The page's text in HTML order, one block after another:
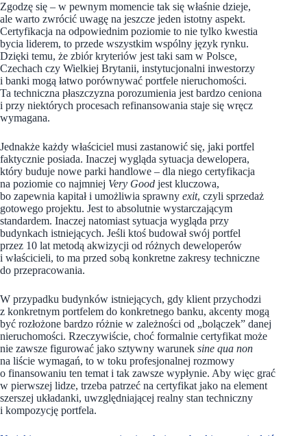
Zgodzę się – w pewnym momencie tak się właśnie dzieje,
ale warto zwrócić uwagę na jeszcze jeden istotny aspekt.
Certyfikacja na odpowiednim poziomie to nie tylko kwestia
bycia liderem, to przede wszystkim wspólny język rynku.
Dzięki temu, że zbiór kryteriów jest taki sam w Polsce,
Czechach czy Wielkiej Brytanii, instytucjonalni inwestorzy
i banki mogą łatwo porównywać portfele nieruchomości.
Ta techniczna płaszczyzna porozumienia jest bardzo ceniona
i przy niektórych procesach refinansowania staje się wręcz
wymagana.
Jednakże każdy właściciel musi zastanowić się, jaki portfel
faktycznie posiada. Inaczej wygląda sytuacja dewelopera,
który buduje nowe parki handlowe – dla niego certyfikacja
na poziomie co najmniej Very Good jest kluczowa,
bo zapewnia kapitał i umożliwia sprawny exit, czyli sprzedaż
gotowego projektu. Jest to absolutnie wystarczającym
standardem. Inaczej natomiast sytuacja wygląda przy
budynkach istniejących. Jeśli ktoś budował swój portfel
przez 10 lat metodą akwizycji od różnych deweloperów
i właścicieli, to ma przed sobą konkretne zakresy techniczne
do przepracowania.
W przypadku budynków istniejących, gdy klient przychodzi
z konkretnym portfelem do konkretnego banku, akcenty mogą
być rozłożone bardzo różnie w zależności od „bolączek” danej
nieruchomości. Rzeczywiście, choć formalnie certyfikat może
nie zawsze figurować jako sztywny warunek sine qua non
na liście wymagań, to w toku profesjonalnej rozmowy
o finansowaniu ten temat i tak zawsze wypłynie. Aby więc grać
w pierwszej lidze, trzeba patrzeć na certyfikat jako na element
szerszej układanki, uwzględniającej realny stan techniczny
i kompozycję portfela.